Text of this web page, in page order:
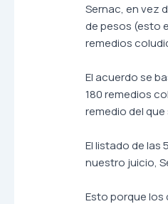
Sernac, en vez
de pesos (esto
remedios
El acuerdo se
180 remedios
remedio del
El listado de las
nuestro juicio,
Esto porque los